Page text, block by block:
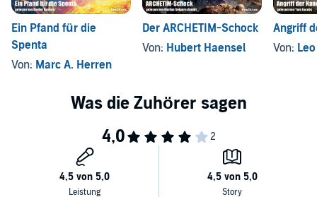
Ein Pfand für die
Spenta
Von: Marc A. Herren
Der ARCHETIM-Schock
Von: Hubert Haensel
Angriff
Von: